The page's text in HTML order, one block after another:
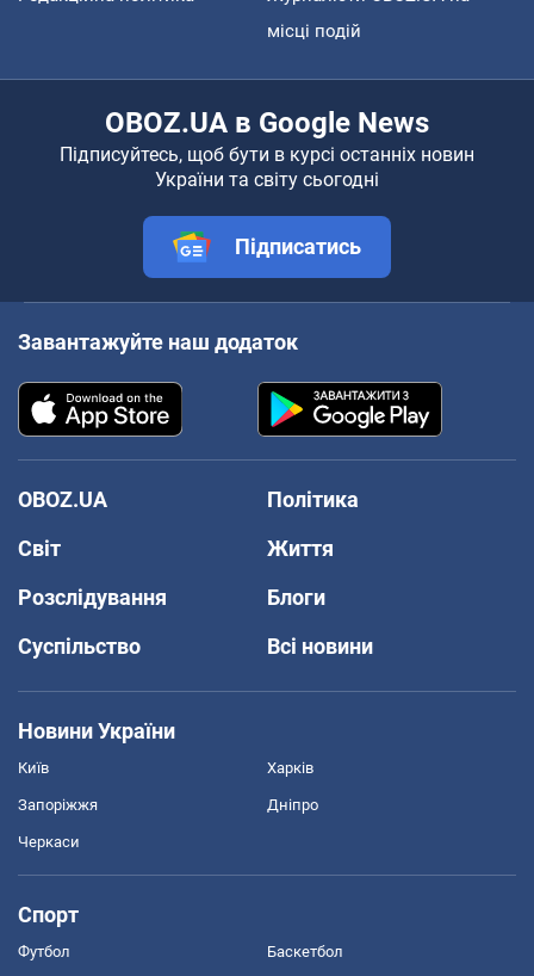
місці подій
OBOZ.UA в Google News
Підписуйтесь, щоб бути в курсі останніх новин
України та світу сьогодні
Підписатись
Завантажуйте наш додаток
OBOZ.UA
Політика
Світ
Життя
Розслідування
Блоги
Суспільство
Всі новини
Новини України
Київ Харків
Запоріжжя Дніпро
Черкаси
Спорт
Футбол Баскетбол